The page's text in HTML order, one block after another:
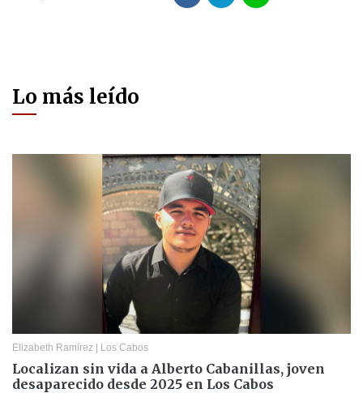
Lo más leído
Elizabeth Ramírez | Los Cabos
Localizan sin vida a Alberto Cabanillas, joven
desaparecido desde 2025 en Los Cabos